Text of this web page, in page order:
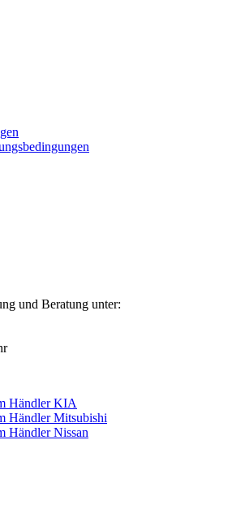
und Beratung unter:
Händler KIA
Händler Mitsubishi
Händler Nissan